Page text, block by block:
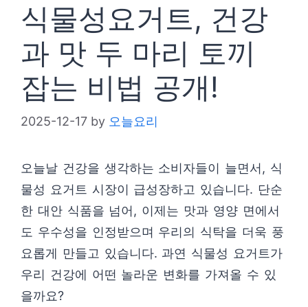
식물성요거트, 건강
과 맛 두 마리 토끼
잡는 비법 공개!
2025-12-17 by 오늘요리
오늘날 건강을 생각하는 소비자들이 늘면서, 식
물성 요거트 시장이 급성장하고 있습니다. 단순
한 대안 식품을 넘어, 이제는 맛과 영양 면에서
도 우수성을 인정받으며 우리의 식탁을 더욱 풍
요롭게 만들고 있습니다. 과연 식물성 요거트가
우리 건강에 어떤 놀라운 변화를 가져올 수 있
을까요?